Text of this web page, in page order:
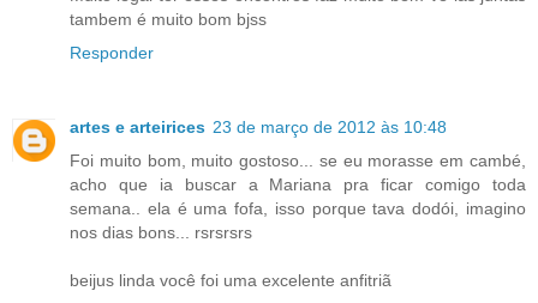
tambem é muito bom bjss
Responder
artes e arteirices 23 de março de 2012 às 10:48
Foi muito bom, muito gostoso... se eu morasse em cambé,
acho que ia buscar a Mariana pra ficar comigo toda
semana.. ela é uma fofa, isso porque tava dodói, imagino
nos dias bons... rsrsrsrs
beijus linda você foi uma excelente anfitriã